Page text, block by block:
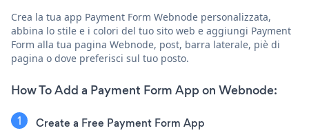
Crea la tua app Payment Form Webnode personalizzata,
abbina lo stile e i colori del tuo sito web e aggiungi Payment
Form alla tua pagina Webnode, post, barra laterale, piè di
pagina o dove preferisci sul tuo posto.
How To Add a Payment Form App on Webnode:
Create a Free Payment Form App